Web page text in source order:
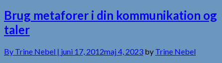
Brug metaforer i din kommunikation og
taler
By Trine Nebel | juni 17, 2012maj 4, 2023 by Trine Nebel